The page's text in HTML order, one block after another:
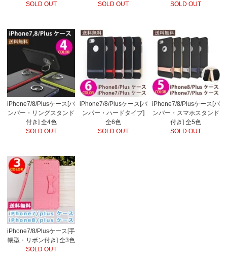
SOLD OUT
SOLD OUT
SOLD OUT
iPhone7/8/Plusケース[バ
ンパー・リングスタンド
付き] 全4色
SOLD OUT
iPhone7/8/Plusケース[バ
ンパー・ハードタイプ]
全6色
SOLD OUT
iPhone7/8/Plusケース[バ
ンパー・スマホスタンド
付き] 全5色
SOLD OUT
iPhone7/8/Plusケース[手
帳型・リボン付き] 全3色
SOLD OUT